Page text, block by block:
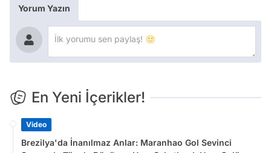
Yorum Yazın
En Yeni İçerikler!
Video
Brezilya'da İnanılmaz Anlar: Maranhao Gol Sevinci